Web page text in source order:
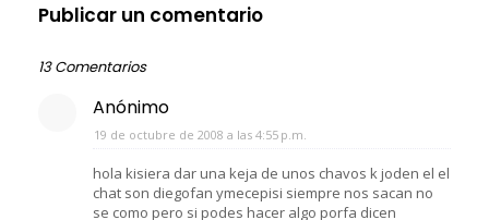
Publicar un comentario
13 Comentarios
Anónimo
19 de octubre de 2008 a las 4:55 p.m.
hola kisiera dar una keja de unos chavos k joden el el
chat son diegofan ymecepisi siempre nos sacan no
se como pero si podes hacer algo porfa dicen